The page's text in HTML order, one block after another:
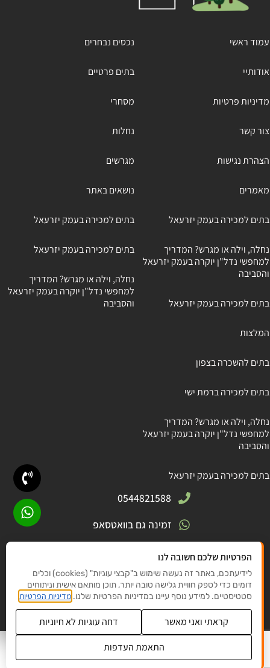
עמוד ראשי
אודותיי
מדיניות פרטיות
צור קשר
הצהרת נגישות
מאמרים
בתים למכירה בעמק יזרעאל
נחלה, וילה או מגרש? המדריך
למחפשי נדל"ן יוקרה בעמק יזרעאל
והסביבה
בתים למכירה בעמק יזרעאל
המלצות
בתים להשכרה בצפון
בתים למכירה ברמת ישי
נחלה, וילה או מגרש? המדריך
למחפשי נדל"ן יוקרה בעמק יזרעאל
והסביבה
בתים למכירה בעמק יזרעאל
נכסים נבחרים
בתים פרטיים
מסחרי
נחלות
מגרשים
נושאים באתר
בתים למכירה בעמק יזרעאל
בתים למכירה בעמק יזרעאל
נחלה, וילה או מגרש? המדריך
למחפשי נדל"ן יוקרה בעמק יזרעאל
והסביבה
0544821588
זמינה גם בוואטסאפ
חניתה 5, גבעת אלה
elishyet@gmail .com
עיצוב ובניית אתר NADM
הפרטיות שלכם חשובה לנו
לידיעתכם, באתר זה נעשה שימוש ב"קבצי עוגיות" (cookies) וכלים
דומים כדי לספק חוויית גלישה טובה יותר, תוכן מותאם אישית וניתוחים
סטטיסטיים. למידע נוסף עיינו במדיניות הפרטיות שלנו. מדיניות הפרטיות
קראתי ואני מאשר
דחה עוגיות לא חיוניות
התאמת העדפות
שנו העדפות פרטיות